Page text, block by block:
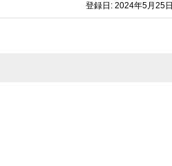
登録日: 2024年5月25日